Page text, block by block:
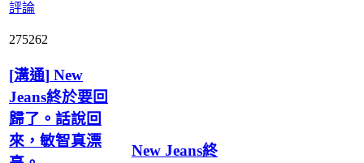
評論
275262
[溝通] New
Jeans終於要回
歸了。話說回
來，敏智真漂
New Jeans終